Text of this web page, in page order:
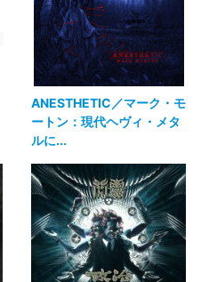
ANESTHETIC／マーク・モ
ートン：現代ヘヴィ・メタ
ルに...